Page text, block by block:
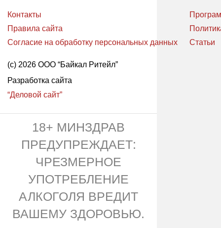
Контакты
Правила сайта
Согласие на обработку персональных данных
Статьи
(с) 2026 ООО “Байкал Ритейл”
Разработка сайта
“Деловой сайт”
18+ МИНЗДРАВ
ПРЕДУПРЕЖДАЕТ:
ЧРЕЗМЕРНОЕ
УПОТРЕБЛЕНИЕ
АЛКОГОЛЯ ВРЕДИТ
ВАШЕМУ ЗДОРОВЬЮ.